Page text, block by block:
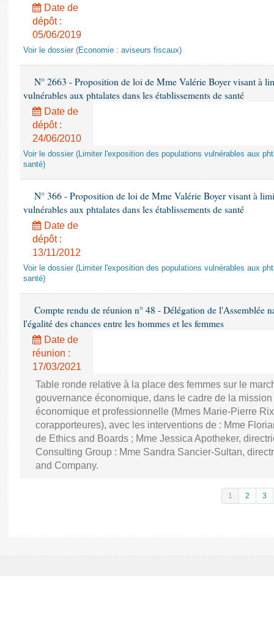
Date de
dépôt :
05/06/2019
Voir le dossier (Economie : aviseurs fiscaux)
N° 2663 - Proposition de loi de Mme Valérie Boyer visant à
vulnérables aux phtalates dans les établissements de santé
Date de
dépôt :
24/06/2010
Voir le dossier (Limiter l'exposition des populations vulnérables aux
santé)
N° 366 - Proposition de loi de Mme Valérie Boyer visant à
vulnérables aux phtalates dans les établissements de santé
Date de
dépôt :
13/11/2012
Voir le dossier (Limiter l'exposition des populations vulnérables aux
santé)
Compte rendu de réunion n° 48 - Délégation de l'Assemblée
l'égalité des chances entre les hommes et les femmes
Date de
réunion :
17/03/2021
Table ronde relative à la place des femmes sur le
gouvernance économique, dans le cadre de la
économique et professionnelle (Mmes Marie-Pierre
corapporteures), avec les interventions de : Mme
de Ethics and Boards ; Mme Jessica Apotheker,
Consulting Group : Mme Sandra Sancier-Sultan,
and Company.
1 2 3